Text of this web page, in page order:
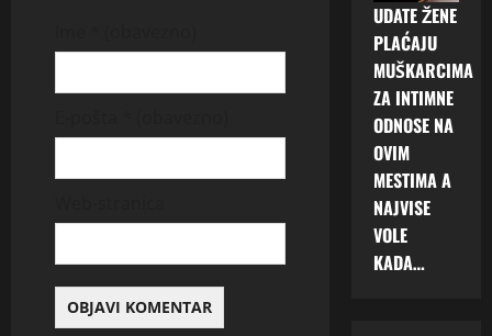
UDATE ŽENE
PLAĆAJU
MUŠKARCIMA
ZA INTIMNE
ODNOSE NA
OVIM
MESTIMA A
NAJVISE
VOLE
KADA…